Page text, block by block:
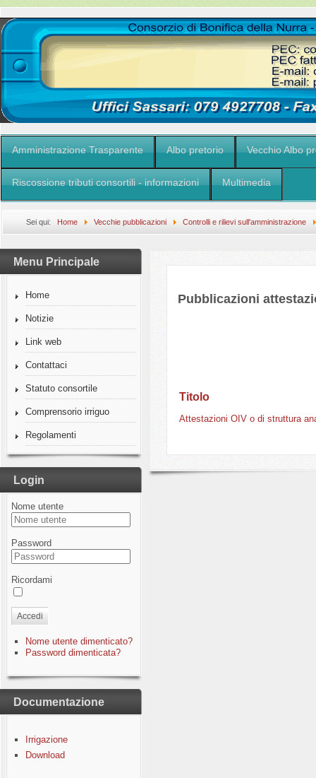
Amministrazione Trasparente Albo pretorio Vecchio Albo
Riscossione tributi consortili - informazioni Multimedia
Sei qui: Home Vecchie pubblicazioni Controlli e rilievi sull'amministrazione
Menu Principale
Home
Notizie
Link web
Contattaci
Statuto consortile
Comprensorio irriguo
Regolamenti
Login
Nome utente
Password
Ricordami
Accedi
Nome utente dimenticato?
Password dimenticata?
Documentazione
Irrigazione
Download
Pubblicazioni
Titolo
Attestazioni OIV o di struttura